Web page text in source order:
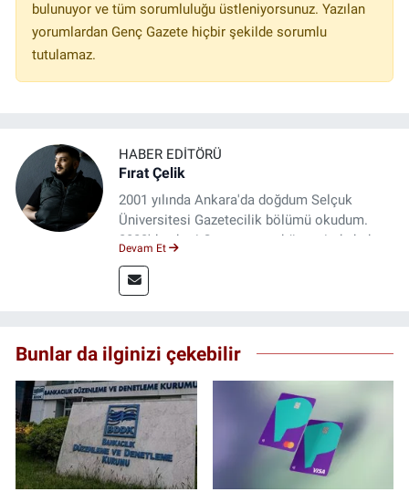
bulunuyor ve tüm sorumluluğu üstleniyorsunuz. Yazılan
yorumlardan Genç Gazete hiçbir şekilde sorumlu
tutulamaz.
HABER EDITÖRÜ
Fırat Çelik
2001 yılında Ankara'da doğdum Selçuk
Üniversitesi Gazetecilik bölümü okudum.
2023'den beri Genç gazete bünyesinde haber
Devam Et
Bunlar da ilginizi çekebilir